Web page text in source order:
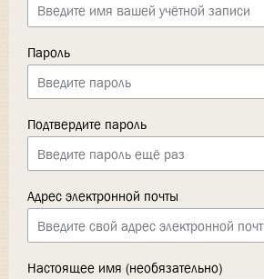
Пароль
Подтвердите пароль
Адрес электронной почты
Настоящее имя (необязательно)